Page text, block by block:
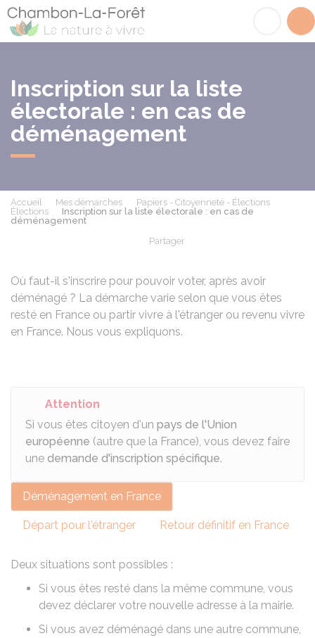
Inscription sur la liste
électorale : en cas de
déménagement
Accueil Mes démarches
Papiers - Citoyenneté - Élections
Élections
Inscription sur la liste électorale : en cas de
déménagement
Partager
Où faut-il s'inscrire pour pouvoir voter, après avoir
déménagé ? La démarche varie selon que vous êtes
resté en France ou partir vivre à l'étranger ou revenu vivre
en France. Nous vous expliquons.
Attention
Si vous êtes citoyen d'un pays de l'Union
européenne (autre que la France), vous devez faire
une demande d'inscription spécifique.
Déménagement en France
Départ pour l'étranger Retour définitif en France
Deux situations sont possibles :
Si vous êtes resté dans la même commune, vous
devez déclarer votre nouvelle adresse à la mairie.
Si vous avez déménagé dans une autre commune,